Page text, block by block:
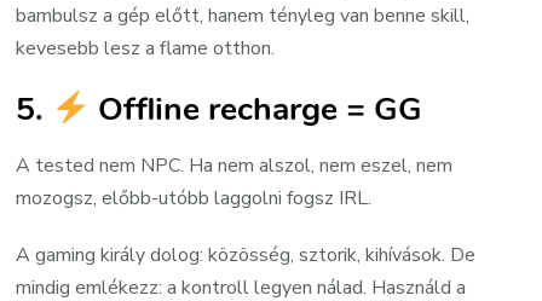
bambulsz a gép előtt, hanem tényleg van benne skill,
kevesebb lesz a flame otthon.
5. Offline recharge = GG
A tested nem NPC. Ha nem alszol, nem eszel, nem
mozogsz, előbb-utóbb laggolni fogsz IRL.
A gaming király dolog: közösség, sztorik, kihívások. De
mindig emlékezz: a kontroll legyen nálad. Használd a